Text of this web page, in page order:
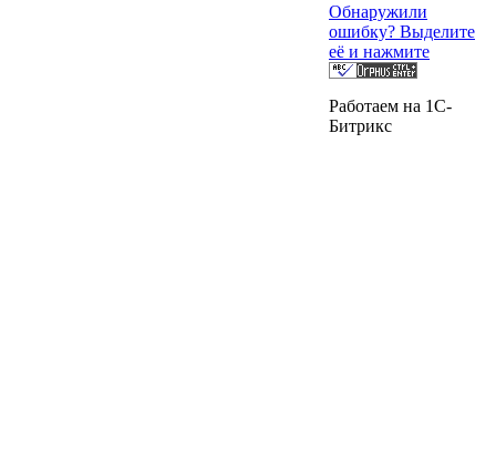
Обнаружили
ошибку? Выделите
её и нажмите
Работаем на 1C-
Битрикс